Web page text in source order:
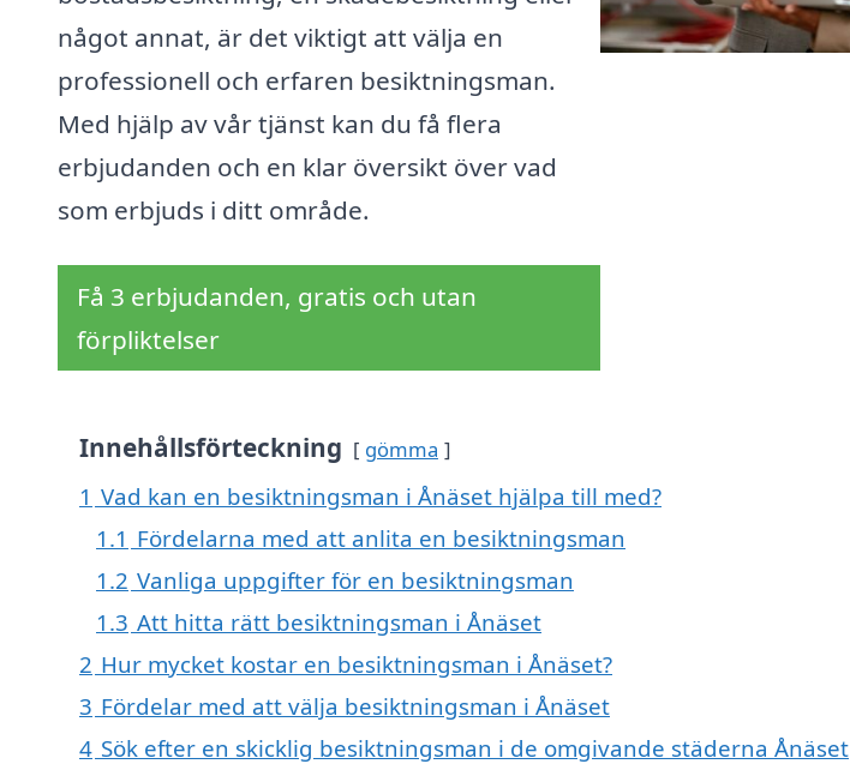
något annat, är det viktigt att välja en
professionell och erfaren besiktningsman.
Med hjälp av vår tjänst kan du få flera
erbjudanden och en klar översikt över vad
som erbjuds i ditt område.
Få 3 erbjudanden, gratis och utan
förpliktelser
Innehållsförteckning gömma
1 Vad kan en besiktningsman i Ånäset hjälpa till med?
1.1 Fördelarna med att anlita en besiktningsman
1.2 Vanliga uppgifter för en besiktningsman
1.3 Att hitta rätt besiktningsman i Ånäset
2 Hur mycket kostar en besiktningsman i Ånäset?
3 Fördelar med att välja besiktningsman i Ånäset
4 Sök efter en skicklig besiktningsman i de omgivande städerna Ånäset